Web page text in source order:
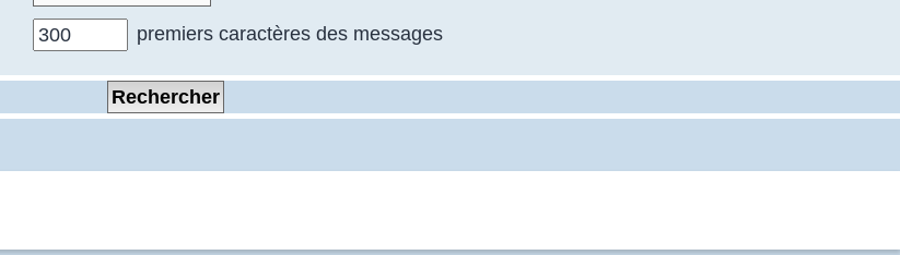
premiers caractères des messages